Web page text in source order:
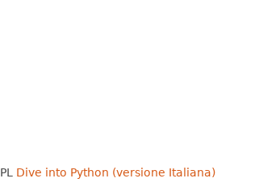
Dive into Python (versione Italiana)